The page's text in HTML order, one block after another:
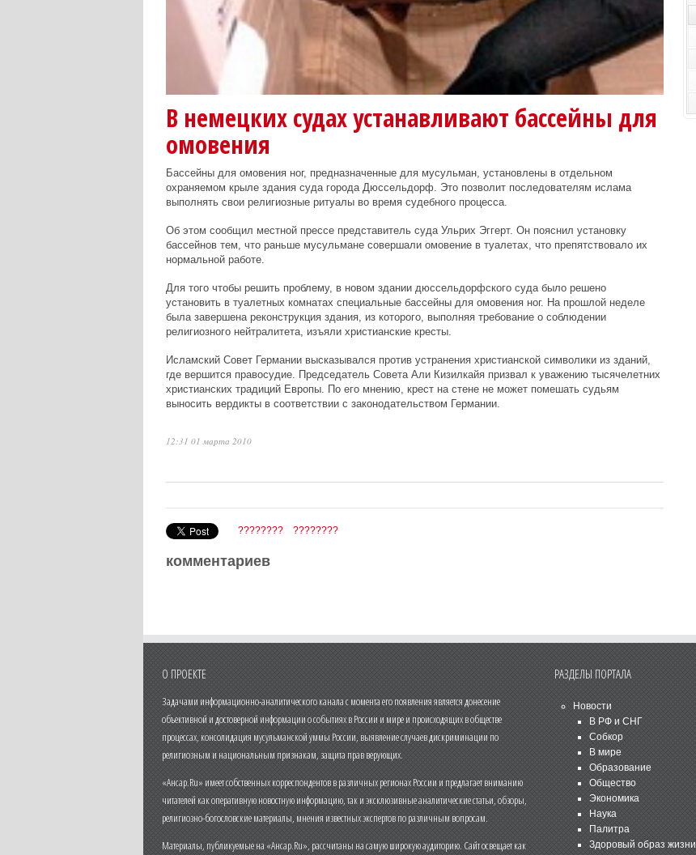
В немецких судах устанавливают бассейны для
омовения
Бассейны для омовения ног, предназначенные для мусульман, установлены в отдельном
охраняемом крыле здания суда города Дюссельдорф. Это позволит последователям ислама
выполнять свои религиозные ритуалы во время судебного процесса.
Об этом сообщил местной прессе представитель суда Ульрих Эггерт. Он пояснил установку
бассейнов тем, что раньше мусульмане совершали омовение в туалетах, что препятствовало их
нормальной работе.
Для того чтобы решить проблему, в новом здании дюссельдорфского суда было решено
установить в туалетных комнатах специальные бассейны для омовения ног. На прошлой неделе
была завершена реконструкция здания, из которого, выполняя требование о соблюдении
религиозного нейтралитета, изъяли христианские кресты.
Исламский Совет Германии высказывался против устранения христианской символики из зданий,
где вершится правосудие. Председатель Совета Али Кизилкайя призвал к уважению тысячелетних
христианских традиций Европы. По его мнению, крест на стене не может помешать судьям
выносить вердикты в соответствии с законодательством Германии.
12:31 01 марта 2010
???????? ????????
комментариев
О ПРОЕКТЕ
Задачами информационно-аналитического канала с момента его появления является донесение
объективной и достоверной информации о событиях в России и мире и происходящих в обществе
процессах, консолидация мусульманской уммы России, выявление случаев дискриминации по
религиозным и национальным признакам, защита прав верующих.
«Ансар.Ru» имеет собственных корреспондентов в различных регионах России и предлагает вниманию
читателей как оперативную новостную информацию, так и эксклюзивные аналитические статьи, обзоры,
религиозно-богословские материалы, мнения известных экспертов по различным вопросам.
Материалы, публикуемые на «Ансар.Ru», рассчитаны на самую широкую аудиторию. Сайт освещает как
РАЗДЕЛЫ ПОРТАЛА
Новости
В РФ и СНГ
Собкор
В мире
Образование
Общество
Экономика
Наука
Палитра
Здоровый образ жизни